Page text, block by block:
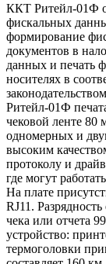
ККТ Ритейл-01Ф
фискальных
формирование
документов в
данных и печать
носителях в
Ритейл-01Ф
чековой ленте 80
одномерных и
высоким
протоколу и
где могут
На плате
RJ11.
чека или отчета
устройство:
термоголовки